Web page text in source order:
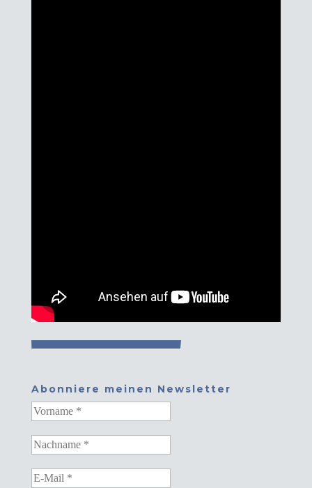
Abonniere meinen Newsletter